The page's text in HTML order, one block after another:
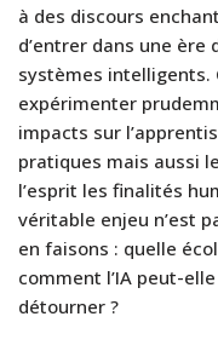
à des discours
d’entrer dans une ère
systèmes intelligents.
expérimenter
impacts sur
pratiques mais aussi
l’esprit les finalités
véritable enjeu n’est
en faisons : quelle
comment l’IA peut-
détourner ?